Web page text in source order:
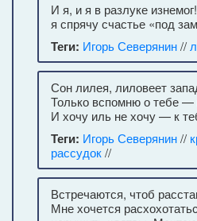
И я, и я в разлуке
я спрячу счастье «под
Теги: Игорь Северянин//
Сон лилея, лиловеет
Только вспомню о тебе
И хочу иль не хочу — к
Теги: Игорь Северянин//
рассудок//
Встречаются, чтоб
Мне хочется